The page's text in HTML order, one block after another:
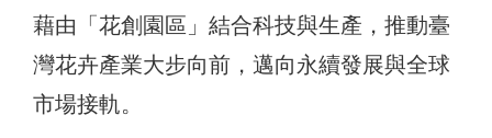
藉由「花創園區」結合科技與生產，推動臺
灣花卉產業大步向前，邁向永續發展與全球
市場接軌。